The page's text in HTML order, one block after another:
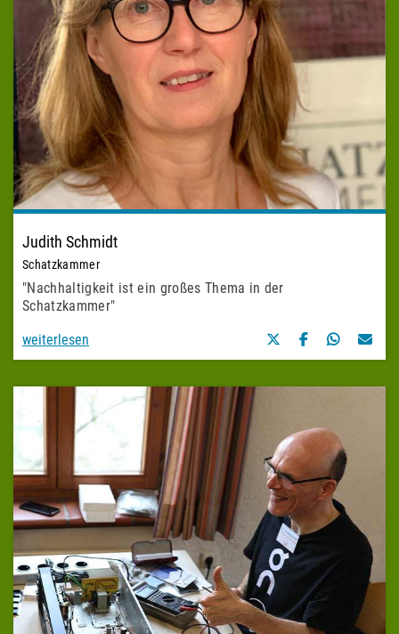
Judith Schmidt
Schatzkammer
"Nachhaltigkeit ist ein großes Thema in der
Schatzkammer"
weiterlesen